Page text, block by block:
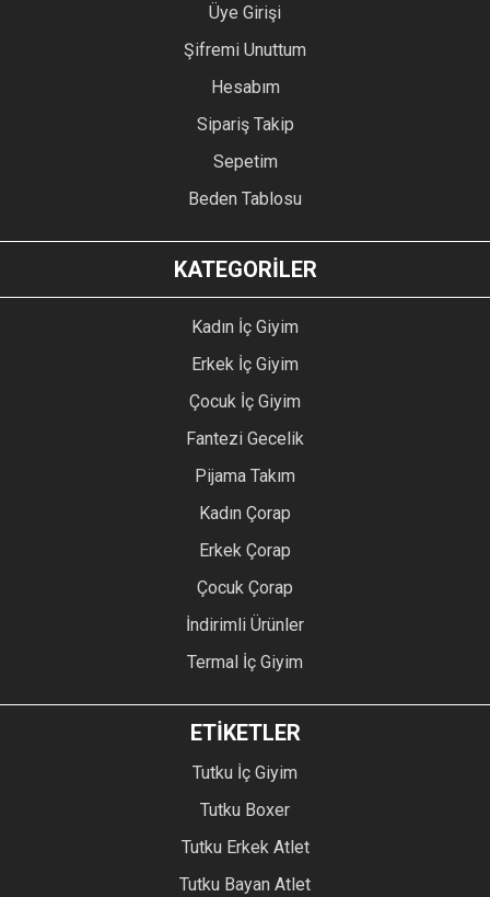
Üye Girişi
Şifremi Unuttum
Hesabım
Sipariş Takip
Sepetim
Beden Tablosu
KATEGORİLER
Kadın İç Giyim
Erkek İç Giyim
Çocuk İç Giyim
Fantezi Gecelik
Pijama Takım
Kadın Çorap
Erkek Çorap
Çocuk Çorap
İndirimli Ürünler
Termal İç Giyim
ETİKETLER
Tutku İç Giyim
Tutku Boxer
Tutku Erkek Atlet
Tutku Bayan Atlet